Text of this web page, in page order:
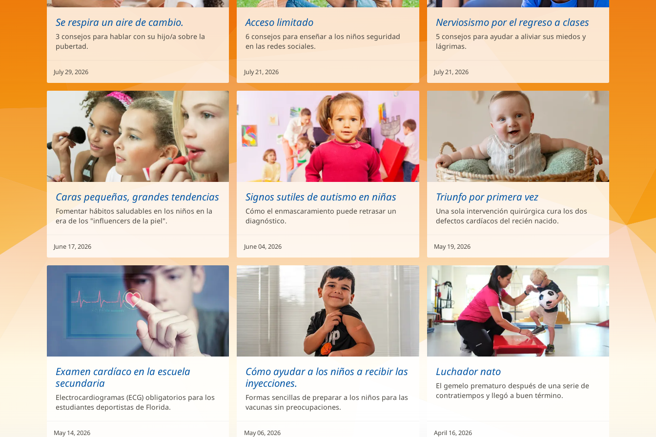
Se respira un aire de cambio.
3 consejos para hablar con su hijo/a sobre la
pubertad.
July 29, 2026
Acceso limitado
6 consejos para enseñar a los niños seguridad
en las redes sociales.
July 21, 2026
Nerviosismo por el regreso a clases
5 consejos para ayudar a aliviar sus miedos y
lágrimas.
July 21, 2026
Caras pequeñas, grandes tendencias
Fomentar hábitos saludables en los niños en la
era de los "influencers de la piel".
June 17, 2026
Signos sutiles de autismo en niñas
Cómo el enmascaramiento puede retrasar un
diagnóstico.
June 04, 2026
Triunfo por primera vez
Una sola intervención quirúrgica cura los dos
defectos cardíacos del recién nacido.
May 19, 2026
Examen cardíaco en la escuela
secundaria
Electrocardiogramas (ECG) obligatorios para los
estudiantes deportistas de Florida.
May 14, 2026
Cómo ayudar a los niños a recibir las
inyecciones.
Formas sencillas de preparar a los niños para las
vacunas sin preocupaciones.
May 06, 2026
Luchador nato
El gemelo prematuro después de una serie de
contratiempos y llegó a buen término.
April 16, 2026